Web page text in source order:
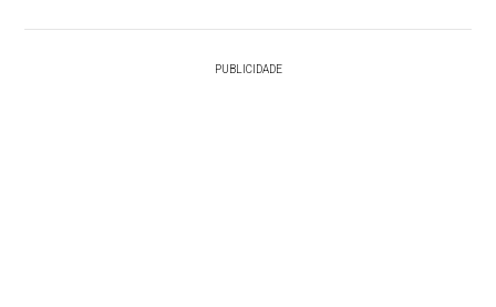
PUBLICIDADE